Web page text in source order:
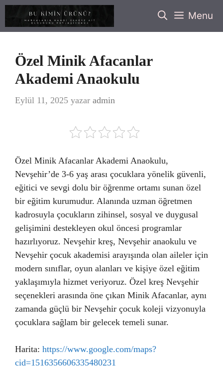
İçeriğe
Menu
Özel Minik Afacanlar
Akademi Anaokulu
Eylül 11, 2025 yazar admin
Özel Minik Afacanlar Akademi Anaokulu,
Nevşehir’de 3-6 yaş arası çocuklara yönelik güvenli,
eğitici ve sevgi dolu bir öğrenme ortamı sunan özel
bir eğitim kurumudur. Alanında uzman öğretmen
kadrosuyla çocukların zihinsel, sosyal ve duygusal
gelişimini destekleyen okul öncesi programlar
hazırlıyoruz. Nevşehir kreş, Nevşehir anaokulu ve
Nevşehir çocuk akademisi arayışında olan aileler için
modern sınıflar, oyun alanları ve kişiye özel eğitim
yaklaşımıyla hizmet veriyoruz. Özel kreş Nevşehir
seçenekleri arasında öne çıkan Minik Afacanlar, aynı
zamanda güçlü bir Nevşehir çocuk koleji vizyonuyla
çocuklara sağlam bir gelecek temeli sunar.
Harita: https://www.google.com/maps?
cid=1516356606335480231